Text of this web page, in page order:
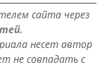
сайта через
несет автор
не совпадать с